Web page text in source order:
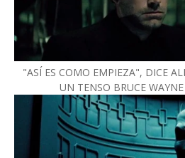
"ASÍ ES COMO EMPIEZA", DICE
UN TENSO BRUCE